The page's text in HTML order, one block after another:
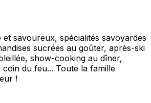
et savoureux, spécialités savoyardes
sucrées au goûter, après-ski
show-cooking au dîner,
du feu... Toute la famille
!